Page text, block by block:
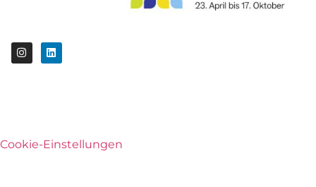
Cookie-Einstellungen